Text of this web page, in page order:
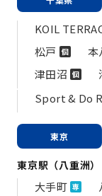
KOIL
松戸 個 本
津田沼 個
Sport & Do
東京
東京駅（八重洲
大手町 専